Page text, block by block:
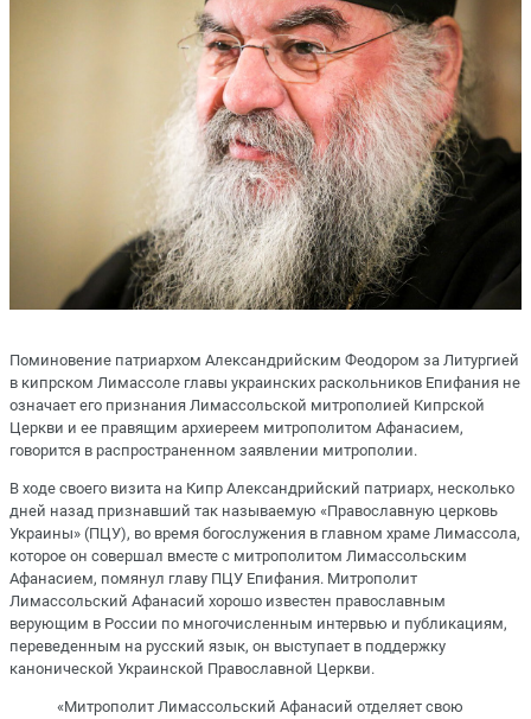
Поминовение патриархом Александрийским Феодором за Литургией
в кипрском Лимассоле главы украинских раскольников Епифания не
означает его признания Лимассольской митрополией Кипрской
Церкви и ее правящим архиереем митрополитом Афанасием,
говорится в распространенном заявлении митрополии.
В ходе своего визита на Кипр Александрийский патриарх, несколько
дней назад признавший так называемую «Православную церковь
Украины» (ПЦУ), во время богослужения в главном храме Лимассола,
которое он совершал вместе с митрополитом Лимассольским
Афанасием, помянул главу ПЦУ Епифания. Митрополит
Лимассольский Афанасий хорошо известен православным
верующим в России по многочисленным интервью и публикациям,
переведенным на русский язык, он выступает в поддержку
канонической Украинской Православной Церкви.
«Митрополит Лимассольский Афанасий отделяет свою